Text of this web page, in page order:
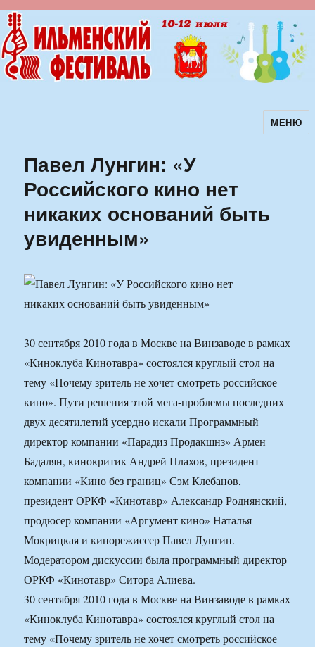
Ильменский фестиваль авторскойМЕНЮ
Павел Лунгин: «У
Российского кино нет
никаких оснований быть
увиденным»
30 сентября 2010 года в Москве на Винзаводе в рамках
«Киноклуба Кинотавра» состоялся круглый стол на
тему «Почему зритель не хочет смотреть российское
кино». Пути решения этой мега-проблемы последних
двух десятилетий усердно искали Программный
директор компании «Парадиз Продакшнз» Армен
Бадалян, кинокритик Андрей Плахов, президент
компании «Кино без границ» Сэм Клебанов,
президент ОРКФ «Кинотавр» Александр Роднянский,
продюсер компании «Аргумент кино» Наталья
Мокрицкая и кинорежиссер Павел Лунгин.
Модератором дискуссии была программный директор
ОРКФ «Кинотавр» Ситора Алиева.
30 сентября 2010 года в Москве на Винзаводе в рамках
«Киноклуба Кинотавра» состоялся круглый стол на
тему «Почему зритель не хочет смотреть российское